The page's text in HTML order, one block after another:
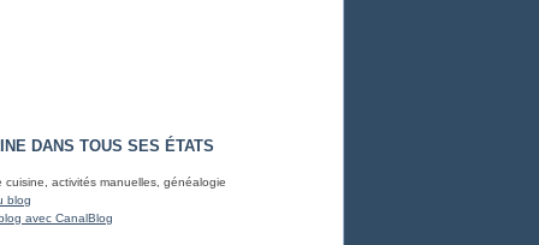
DANS TOUS SES ÉTATS
cuisine, activités manuelles, généalogie
blog
avec CanalBlog